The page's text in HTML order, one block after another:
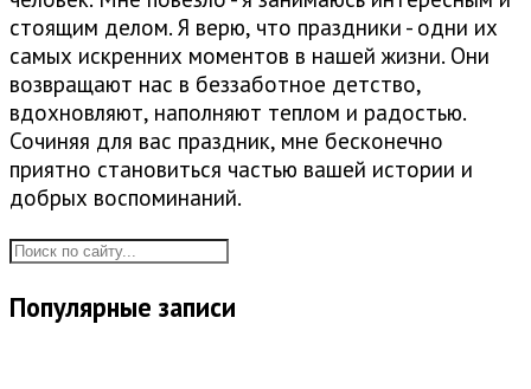
стоящим делом. Я верю, что праздники - одни их
самых искренних моментов в нашей жизни. Они
возвращают нас в беззаботное детство,
вдохновляют, наполняют теплом и радостью.
Сочиняя для вас праздник, мне бесконечно
приятно становиться частью вашей истории и
добрых воспоминаний.
Популярные записи